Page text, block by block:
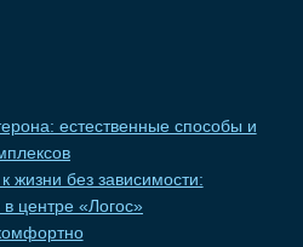
естественные способы и
жизни без зависимости:
центре «Логос»